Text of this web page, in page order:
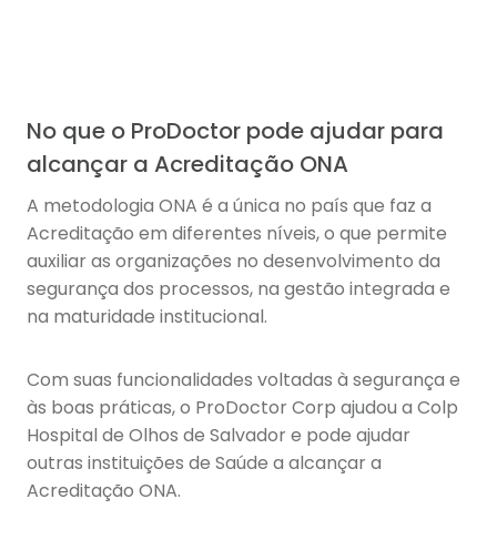
No que o ProDoctor pode ajudar para
alcançar a Acreditação ONA
A metodologia ONA é a única no país que faz a
Acreditação em diferentes níveis, o que permite
auxiliar as organizações no desenvolvimento da
segurança dos processos, na gestão integrada e
na maturidade institucional.
Com suas funcionalidades voltadas à segurança e
às boas práticas, o ProDoctor Corp ajudou a Colp
Hospital de Olhos de Salvador e pode ajudar
outras instituições de Saúde a alcançar a
Acreditação ONA.